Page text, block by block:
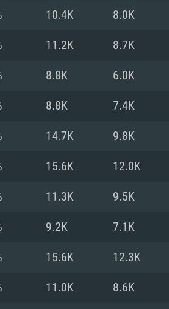
recente
10.4K 8.0K
11.2K 8.7K
8.8K 6.0K
8.8K 7.4K
14.7K 9.8K
15.6K 12.0K
11.3K 9.5K
9.2K 7.1K
15.6K 12.3K
11.0K 8.6K